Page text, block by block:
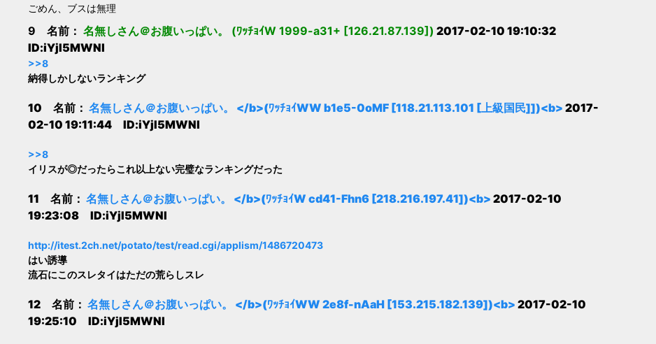
ごめん、ブスは無理
9 名前： 名無しさん＠お腹いっぱい。 (ﾜｯﾁｮｲW 1999-a31+ [126.21.87.139]) 2017-02-10 19:10:32
ID:iYjI5MWNl
>>8
納得しかしないランキング
10 名前： 名無しさん＠お腹いっぱい。 </b>(ﾜｯﾁｮｲWW b1e5-0oMF [118.21.113.101 [上級国民]])<b> 2017-
02-10 19:11:44 ID:iYjI5MWNl
>>8
イリスが◎だったらこれ以上ない完璧なランキングだった
11 名前： 名無しさん＠お腹いっぱい。 </b>(ﾜｯﾁｮｲW cd41-Fhn6 [218.216.197.41])<b> 2017-02-10
19:23:08 ID:iYjI5MWNl
http://itest.2ch.net/potato/test/read.cgi/applism/1486720473
はい誘導
流石にこのスレタイはただの荒らしスレ
12 名前： 名無しさん＠お腹いっぱい。 </b>(ﾜｯﾁｮｲWW 2e8f-nAaH [153.215.182.139])<b> 2017-02-10
19:25:10 ID:iYjI5MWNl